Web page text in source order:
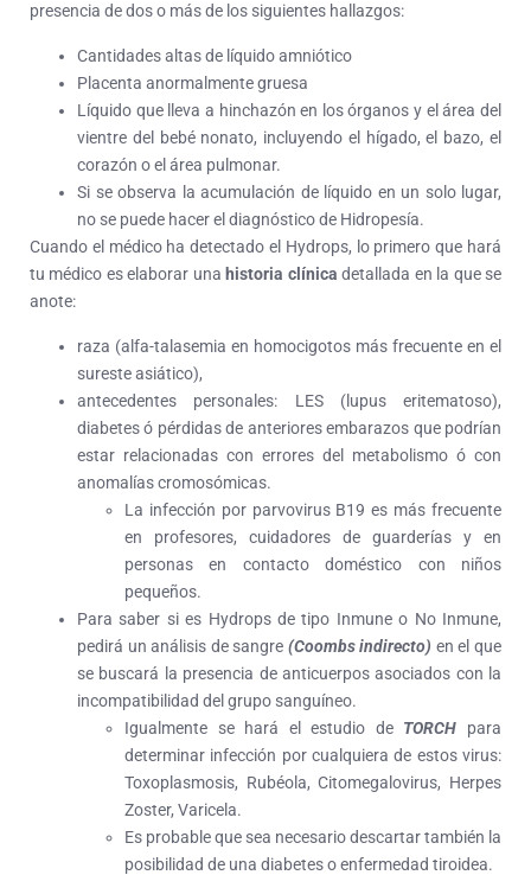
presencia de dos o más de los siguientes hallazgos:
Cantidades altas de líquido amniótico
Placenta anormalmente gruesa
Líquido que lleva a hinchazón en los órganos y el área del
vientre del bebé nonato, incluyendo el hígado, el bazo, el
corazón o el área pulmonar.
Si se observa la acumulación de líquido en un solo lugar,
no se puede hacer el diagnóstico de Hidropesía.
Cuando el médico ha detectado el Hydrops, lo primero que hará
tu médico es elaborar una historia clínicadetallada en la que se
anote:
raza (alfa-talasemia en homocigotos más frecuente en el
sureste asiático),
antecedentes personales: LES (lupus eritematoso),
diabetes ó pérdidas de anteriores embarazos que podrían
estar relacionadas con errores del metabolismo ó con
anomalías cromosómicas.
La infección por parvovirus B19 es más frecuente
en profesores, cuidadores de guarderías y en
personas en contacto doméstico con niños
pequeños.
Para saber si es Hydrops de tipo Inmune o No Inmune,
pedirá un análisis de sangre (Coombs indirecto) en el que
se buscará la presencia de anticuerpos asociados con la
incompatibilidad del grupo sanguíneo.
Igualmente se hará el estudio de TORCH
para
determinar infección por cualquiera de estos virus:
Toxoplasmosis, Rubéola, Citomegalovirus, Herpes
Zoster, Varicela.
Es probable que sea necesario descartar también la
posibilidad de una diabetes o enfermedad tiroidea.